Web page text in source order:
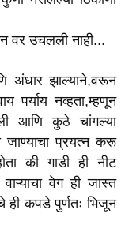
वर उचलली नाही...
अंधार झाल्याने,वरून
पर्याय नव्हता,म्हणून
आणि कुठे चांगल्या
जाण्याचा प्रयत्न करू
की गाडी ही नीट
वेग ही जास्त
ही कपडे पुर्णतः भिजून